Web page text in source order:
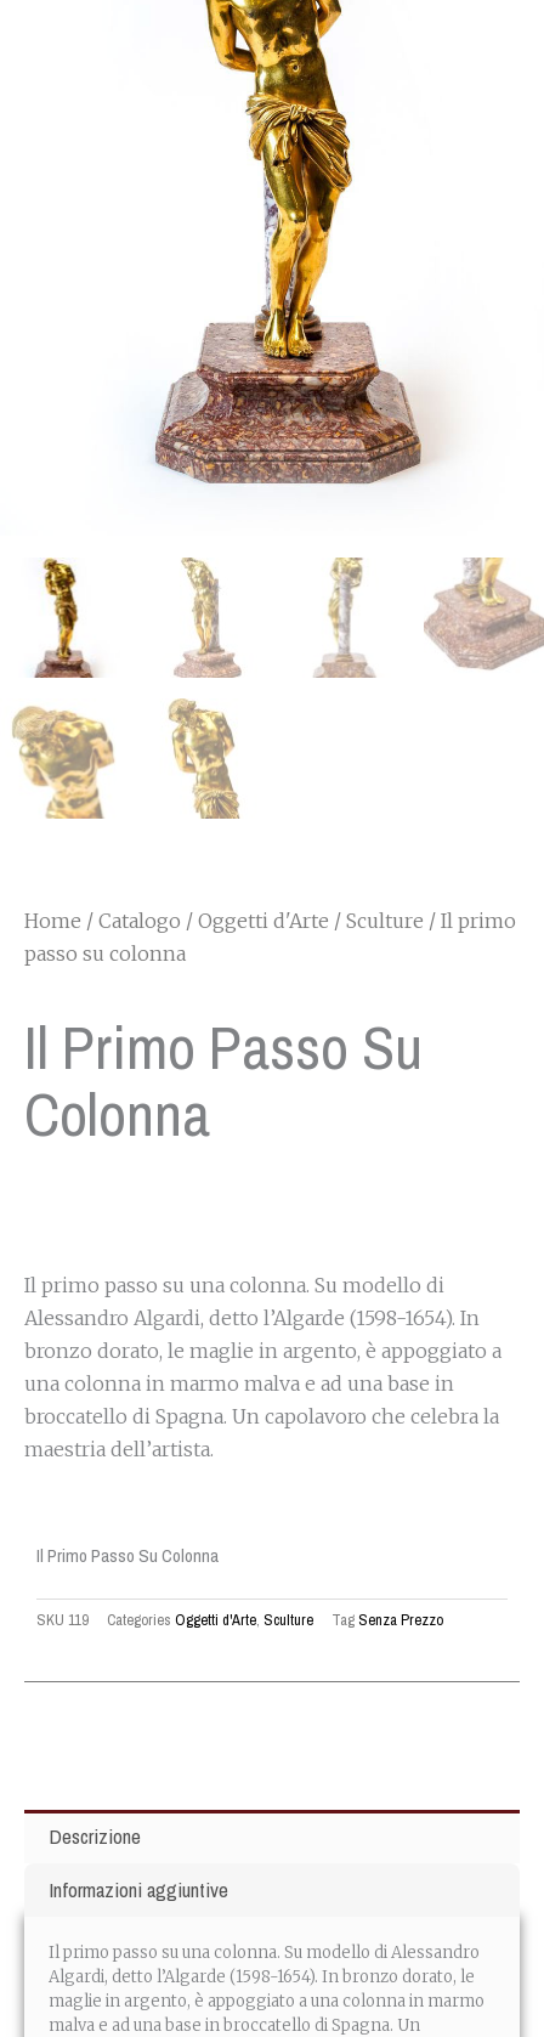
Home / Catalogo / Oggetti d'Arte / Sculture / Il primo
passo su colonna
Il Primo Passo Su
Colonna
Il primo passo su una colonna. Su modello di
Alessandro Algardi, detto l’Algarde (1598-1654). In
bronzo dorato, le maglie in argento, è appoggiato a
una colonna in marmo malva e ad una base in
broccatello di Spagna. Un capolavoro che celebra la
maestria dell’artista.
Il Primo Passo Su Colonna
SKU 119 Categories Oggetti d'Arte, Sculture Tag Senza Prezzo
Descrizione
Informazioni aggiuntive
Il primo passo su una colonna. Su modello di Alessandro
Algardi, detto l’Algarde (1598-1654). In bronzo dorato, le
maglie in argento, è appoggiato a una colonna in marmo
malva e ad una base in broccatello di Spagna. Un